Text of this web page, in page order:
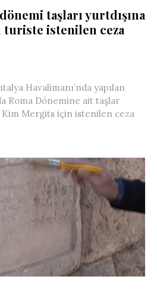
taşları yurtdışına
turiste istenilen ceza
Havalimanı’nda yapılan
Roma Dönemine ait taşlar
Kim Mergits için istenilen ceza